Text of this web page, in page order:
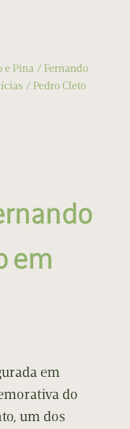
e Pina
Fernando
Pedro Cleto
em
em
do
um dos